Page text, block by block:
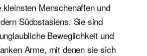
Menschenaffen und
Südostasiens. Sie sind
Beweglichkeit und
Arme, mit denen sie sich